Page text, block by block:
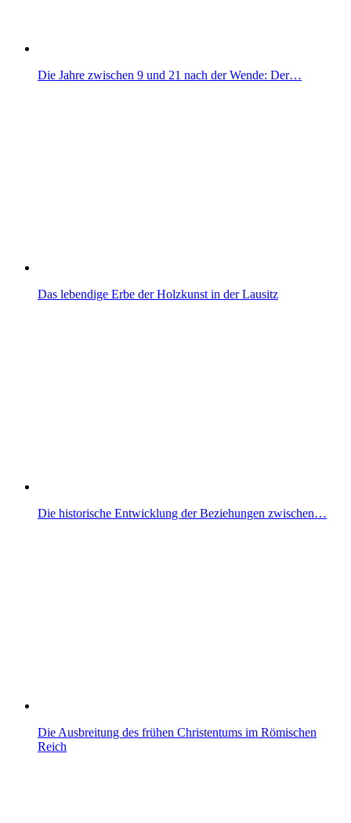
Die Jahre zwischen 9 und 21 nach der Wende: Der…
Das lebendige Erbe der Holzkunst in der Lausitz
Die historische Entwicklung der Beziehungen zwischen…
Die Ausbreitung des frühen Christentums im Römischen
Reich